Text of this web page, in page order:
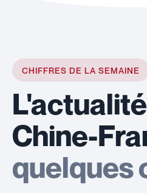
CHIFFRES DE LA SEMAINE
Chine-
quelques